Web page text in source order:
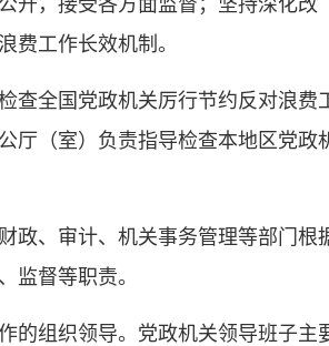
开，接受各方面监督；坚持深化改
费工作长效机制。
查全国党政机关厉行节约反对浪费
厅（室）负责指导检查本地区党政
政、审计、机关事务管理等部门根
监督等职责。
的组织领导。党政机关领导班子主